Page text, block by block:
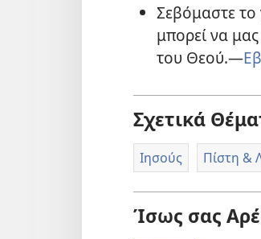
Σεβόμαστε το
μπορεί να
του Θεού.—
Σχετικά
Ιησούς Πίστη &
Ίσως σας